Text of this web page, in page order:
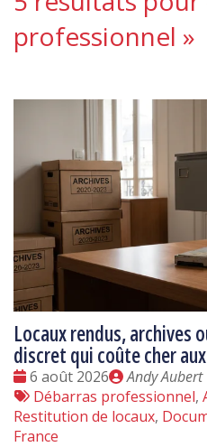
professionnel »
Locaux rendus, archives
discret qui coûte cher
Date
:
6 août 2026
Publié
par
Andy Aubert
Tags
:
Débarras professionnel,
Restitution de locaux,
France